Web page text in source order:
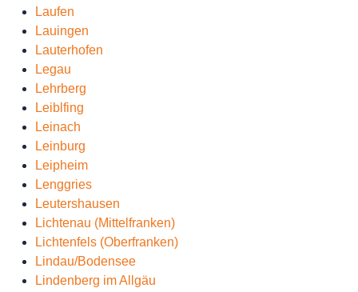
Laufen
Lauingen
Lauterhofen
Legau
Lehrberg
Leiblfing
Leinach
Leinburg
Leipheim
Lenggries
Leutershausen
Lichtenau (Mittelfranken)
Lichtenfels (Oberfranken)
Lindau/Bodensee
Lindenberg im Allgäu